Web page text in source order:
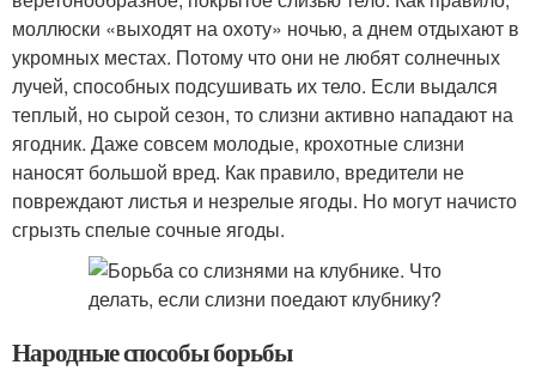
моллюски «выходят на охоту» ночью, а днем отдыхают в
укромных местах. Потому что они не любят солнечных
лучей, способных подсушивать их тело. Если выдался
теплый, но сырой сезон, то слизни активно нападают на
ягодник. Даже совсем молодые, крохотные слизни
наносят большой вред. Как правило, вредители не
повреждают листья и незрелые ягоды. Но могут начисто
сгрызть спелые сочные ягоды.
Народные способы борьбы